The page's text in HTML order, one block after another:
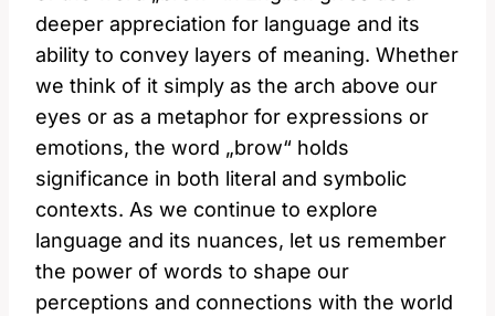
deeper appreciation for language and its
ability to convey layers of meaning. Whether
we think of it simply as the arch above our
eyes or as a metaphor for expressions or
emotions, the word „brow“ holds
significance in both literal and symbolic
contexts. As we continue to explore
language and its nuances, let us remember
the power of words to shape our
perceptions and connections with the world